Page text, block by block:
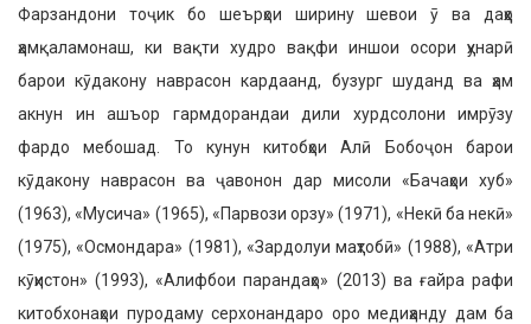
Фарзандони тоҷик бо шеърҳои ширину шевои ӯ ва даҳҳо
ҳамқаламонаш, ки вақти худро вақфи иншои осори ҳунарӣ
барои кӯдакону наврасон кардаанд, бузург шуданд ва ҳам
акнун ин ашъор гармдорандаи дили хурдсолони имрӯзу
фардо мебошад. То кунун китобҳои Алӣ Бобоҷон барои
кӯдакону наврасон ва ҷавонон дар мисоли «Бачаҳои хуб»
(1963), «Мусича» (1965), «Парвози орзу» (1971), «Некӣ ба некӣ»
(1975), «Осмондара» (1981), «Зардолуи маҳтобӣ» (1988), «Атри
кӯҳистон» (1993), «Алифбои парандаҳо» (2013) ва ғайра рафи
китобхонаҳои пуродаму серхонандаро оро медиҳанду дам ба